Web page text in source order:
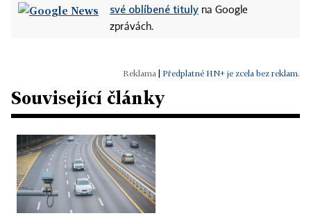
své oblíbené tituly na Google
zprávách.
Předplatné HN+ je zcela bez reklam.
Související články